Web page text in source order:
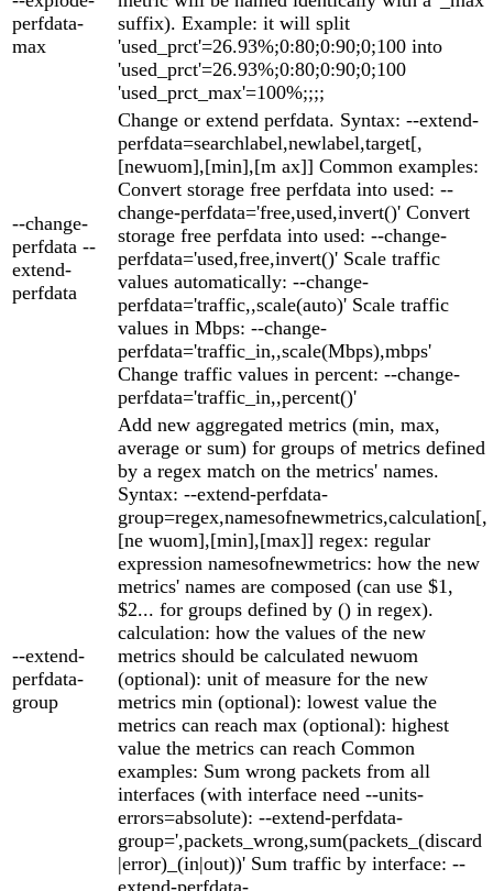
perfdata-
max
suffix). Example: it will split
'used_prct'=26.93%;0:80;0:90;0;100 into
'used_prct'=26.93%;0:80;0:90;0;100
'used_prct_max'=100%;;;;
--change-
perfdata --
extend-
perfdata
Change or extend perfdata. Syntax: --extend-
perfdata=searchlabel,newlabel,target[,
[newuom],[min],[m ax]] Common examples:
Convert storage free perfdata into used: --
change-perfdata='free,used,invert()' Convert
storage free perfdata into used: --change-
perfdata='used,free,invert()' Scale traffic
values automatically: --change-
perfdata='traffic,,scale(auto)' Scale traffic
values in Mbps: --change-
perfdata='traffic_in,,scale(Mbps),mbps'
Change traffic values in percent: --change-
perfdata='traffic_in,,percent()'
--extend-
perfdata-
group
Add new aggregated metrics (min, max,
average or sum) for groups of metrics defined
by a regex match on the metrics' names.
Syntax: --extend-perfdata-
group=regex,namesofnewmetrics,calculation[,
[ne wuom],[min],[max]] regex: regular
expression namesofnewmetrics: how the new
metrics' names are composed (can use $1,
$2... for groups defined by () in regex).
calculation: how the values of the new
metrics should be calculated newuom
(optional): unit of measure for the new
metrics min (optional): lowest value the
metrics can reach max (optional): highest
value the metrics can reach Common
examples: Sum wrong packets from all
interfaces (with interface need --units-
errors=absolute): --extend-perfdata-
group=',packets_wrong,sum(packets_(discard
|error)_(in|out))' Sum traffic by interface: --
extend-perfdata-